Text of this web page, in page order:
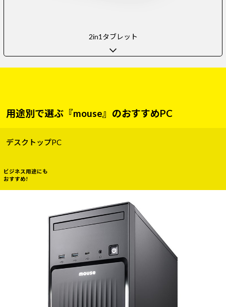
2in1タブレット
用途別で選ぶ『mouse』のおすすめPC
デスクトップPC
ビジネス用途にも
おすすめ!